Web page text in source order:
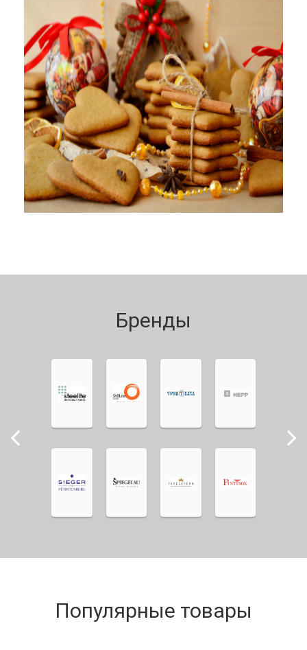
Бренды
Популярные товары